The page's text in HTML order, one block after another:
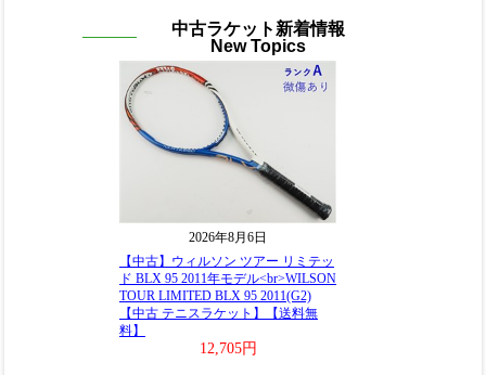
中古ラケット新着情報
New Topics